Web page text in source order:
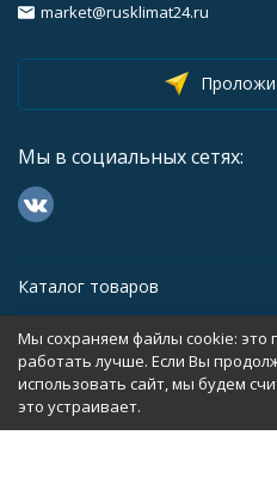
market@rusklimat24.ru
Мы в социальных сетях:
Каталог товаров
Помощь
Политика персональных данных
Мы сохраняем файлы cookie: это
работать лучше. Если Вы
использовать сайт, мы будем
это устраивает.